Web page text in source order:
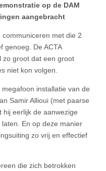
op de DAM
aangebracht
met die 2
genoeg. De ACTA
zo groot dat een groot
niet kon volgen.
installatie van de
Samir Allioui (met paarse
hij eerlijk de aanwezige
En op deze manier
zo vrij en effectief
die zich betrokken